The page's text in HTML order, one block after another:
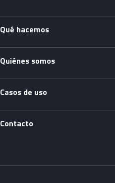
Qué hacemos
Quiénes somos
Casos de uso
Contacto